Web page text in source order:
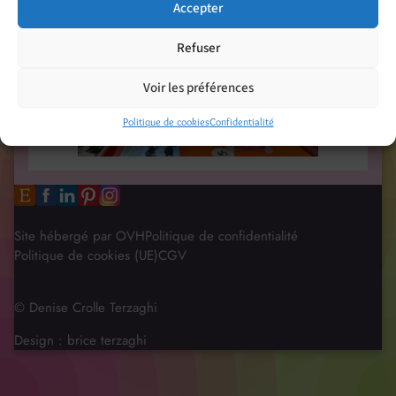
Accepter
Refuser
Voir les préférences
Politique de cookiesConfidentialité
Site hébergé par OVHPolitique de confidentialité
Politique de cookies (UE)CGV
© Denise Crolle Terzaghi
Design : brice terzaghi